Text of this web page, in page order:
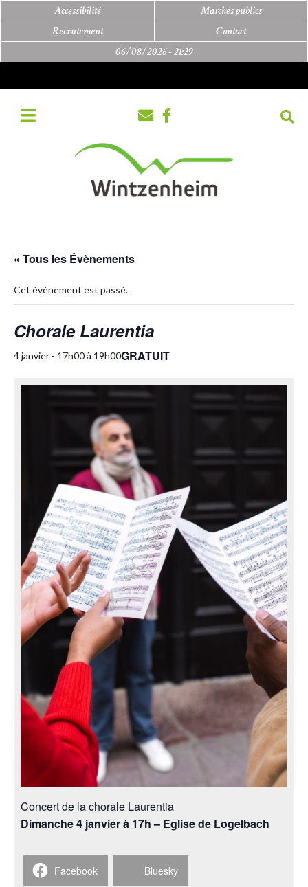
Accessibilité
Marchés publics
Recrutement
Contact
06/08/2026 -21:29
« Tous les Évènements
Cet évènement est passé.
Chorale Laurentia
4 janvier - 17h00à 19h00GRATUIT
Concert de la chorale Laurentia
Dimanche 4 janvier à 17h – Eglise de Logelbach
Facebook Bluesky